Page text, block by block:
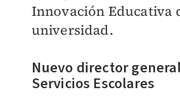
Innovación Educativa
universidad.
Nuevo director
Servicios Escolares